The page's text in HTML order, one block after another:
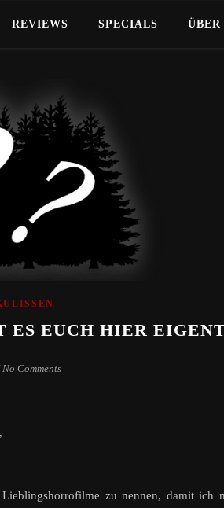
REVIEWS SPECIALS
ES EUCH HIER
No Comments
zu nennen, damit ich